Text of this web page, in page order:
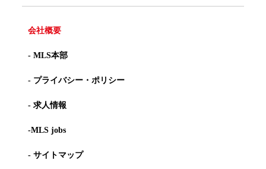
会社概要
- MLS本部
- プライバシー・ポリシー
- 求人情報
-MLS jobs
- サイトマップ